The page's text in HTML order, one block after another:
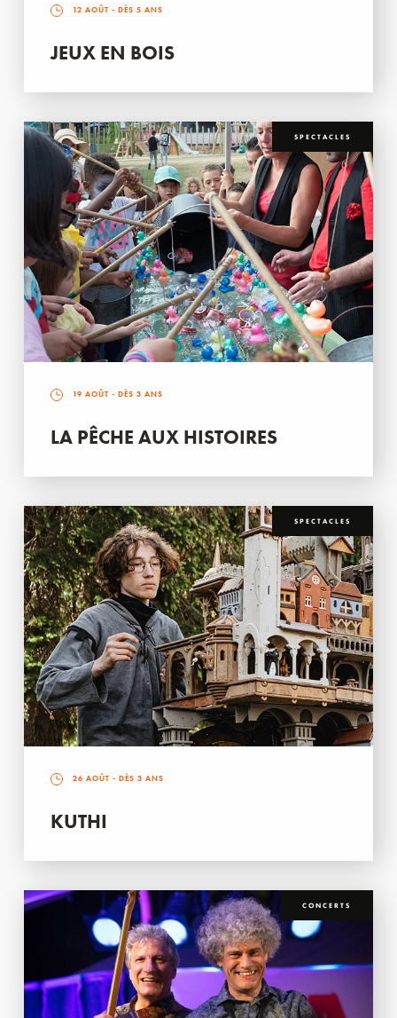
12 AOÛT - DÈS 5 ANS
JEUX EN BOIS
SPECTACLES
19 AOÛT - DÈS 3 ANS
LA PÊCHE AUX HISTOIRES
SPECTACLES
26 AOÛT - DÈS 3 ANS
KUTHI
CONCERTS